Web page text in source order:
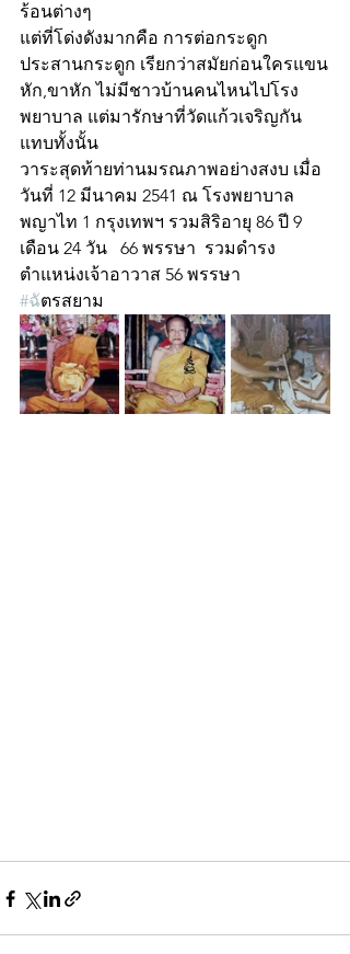
ร้อนต่างๆ
แต่ที่โด่งดังมากคือ การต่อกระดูก
ประสานกระดูก เรียกว่าสมัยก่อนใครแขน
หัก,ขาหัก ไม่มีชาวบ้านคนไหนไปโรง
พยาบาล แต่มารักษาที่วัดแก้วเจริญกัน
แทบทั้งนั้น
วาระสุดท้ายท่านมรณภาพอย่างสงบ เมื่อ
วันที่ 12 มีนาคม 2541 ณ โรงพยาบาล
พญาไท 1 กรุงเทพฯ รวมสิริอายุ 86 ปี 9
เดือน 24 วัน   66 พรรษา  รวมดำรง
ตำแหน่งเจ้าอาวาส 56 พรรษา
#ฉัตรสยาม